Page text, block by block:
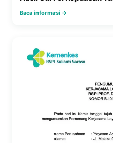
Baca informasi →